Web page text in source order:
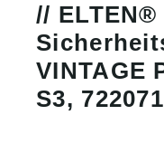
ELTEN®
VINTAGE
S3,